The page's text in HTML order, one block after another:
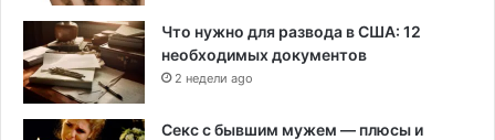
Что нужно для развода в США: 12
необходимых документов
2 недели ago
Секс с бывшим мужем — плюсы и